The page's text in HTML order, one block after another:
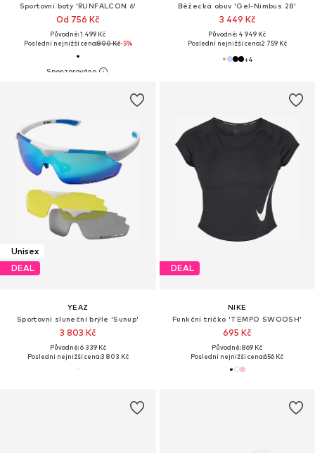
Sportovní boty 'RUNFALCON 6'
Od 756 Kč
Původně: 1 499 Kč
Poslední nejnižší cena:800 Kč-5%
Běžecká obuv 'Gel-Nimbus 28'
3 449 Kč
Původně: 4 949 Kč
Poslední nejnižší cena:2 759 Kč
+4
Unisex
DEAL
YEAZ
Sportovní sluneční brýle 'Sunup'
3 803 Kč
Původně: 6 339 Kč
Poslední nejnižší cena:3 803 Kč
DEAL
NIKE
Funkční tričko 'TEMPO SWOOSH'
695 Kč
Původně: 869 Kč
Poslední nejnižší cena:656 Kč